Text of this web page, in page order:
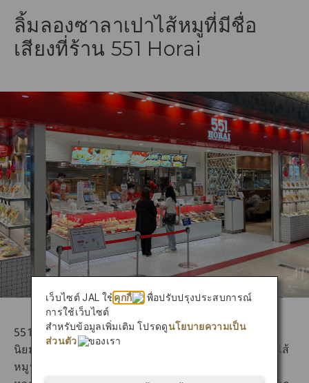
ลิ้มลองซาลาเปาไส้หมูที่มีชื่อ
เสียงที่ร้าน 551 Horai
551 Horai เป็นหนึ่งในร้านอาหารที่มีชื่อเสียงและเป็นที่
นิยมมากที่สุดในโอซาก้า เมนูเด่นของร้านคือซาลาเปาไส้
หมูหรือบูตะมัน ซึ่งเป็นซาลาเปานึ่งที่มีไส้หมูรสชาติเค็ม
เว็บไซต์ JAL ใช้ คุกกี้
เพื่อปรับปรุงประสบการณ์
การใช้เว็บไซต์
สำหรับข้อมูลเพิ่มเติม โปรดดูนโยบายความเป็น
ส่วนตัว
ของเรา